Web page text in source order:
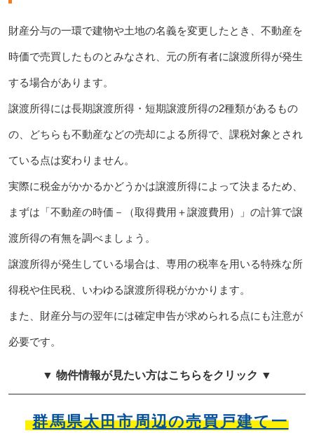
財産分与の一環で建物や土地の名義を変更したとき、不動産を
時価で売買したものとみなされ、元の所有者に譲渡所得が発生
する場合があります。
譲渡所得には長期譲渡所得・短期譲渡所得の2種類があるもの
の、どちらも不動産などの売却による所得で、課税対象とされ
ている点は変わりません。
実際に税金がかかるかどうかは譲渡所得によって決まるため、
まずは「不動産の時価－（取得費用＋譲渡費用）」の計算で譲
渡所得の有無を調べましょう。
譲渡所得が発生している場合は、専用の税率を用いる特殊な所
得税や住民税、いわゆる譲渡所得税がかかります。
また、財産分与の翌年には確定申告が求められる点にも注意が
必要です。
▼ 物件情報が見たい方はこちらをクリック ▼
群馬県太田市周辺の売買戸建て一